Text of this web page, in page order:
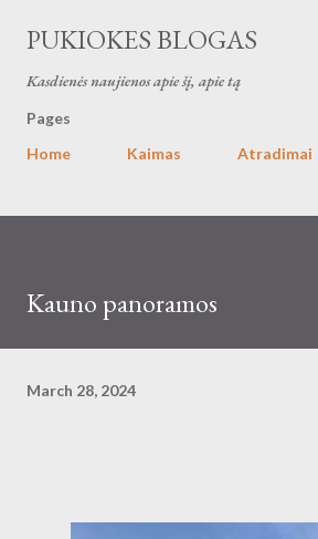
Skip to main content
PUKIOKES BLOGAS
Kasdienės naujienos apie šį, apie tą
Pages
Home
Kaimas Atradimai
Kauno panoramos
March 28, 2024